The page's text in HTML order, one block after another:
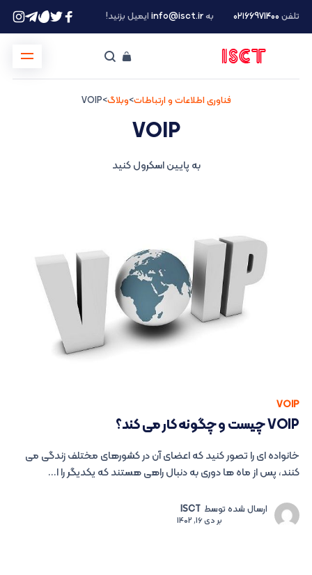
تلفن ۰۲۱66971400 بهinfo@isct.irایمیل بزنید!
فناوری اطلاعات و ارتباطات>وبلاگ>
VOIP
VOIP
به پایین اسکرول کنید
VOIP
VOIP چیست و چگونه کار می کند؟
خانواده ای را تصور کنید که اعضای آن در کشورهای مختلف زندگی می
کنند، پس از ماه ها دوری به دنبال راهی هستند که یکدیگر را ا...
ارسال شده توسط ISCT
بردی 16, 1402